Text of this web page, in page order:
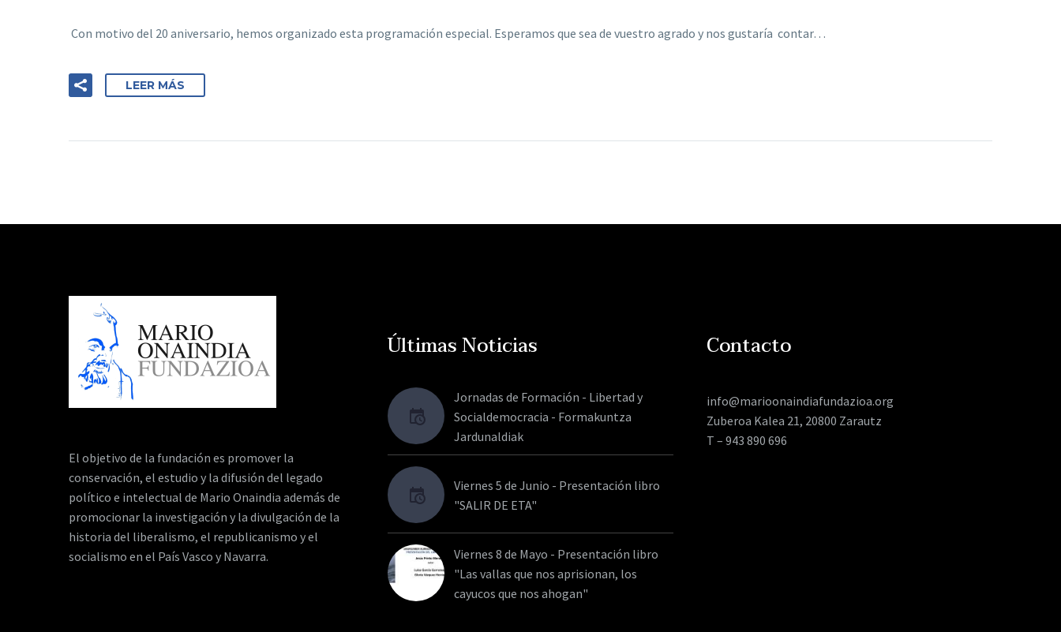
Con motivo del 20 aniversario, hemos organizado esta programación especial. Esperamos que sea de vuestro agrado y nos gustaría contar…
LEER MÁS
El objetivo de la fundación es promover la
conservación, el estudio y la difusión del legado
político e intelectual de Mario Onaindia además de
promocionar la investigación y la divulgación de la
historia del liberalismo, el republicanismo y el
socialismo en el País Vasco y Navarra.
Últimas Noticias
Jornadas de Formación - Libertad y
Socialdemocracia - Formakuntza
Jardunaldiak
Viernes 5 de Junio - Presentación libro
"SALIR DE ETA"
Viernes 8 de Mayo - Presentación libro
"Las vallas que nos aprisionan, los
cayucos que nos ahogan"
Contacto
info@marioonaindiafundazioa.org
Zuberoa Kalea 21, 20800 Zarautz
T – 943 890 696